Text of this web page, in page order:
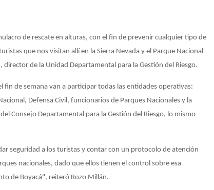
de rescate en alturas, con el fin de prevenir cualquier tipo de
que nos visitan allí en la Sierra Nevada y el Parque Nacional
director de la Unidad Departamental para la Gestión del Riesgo.
fin de semana van a participar todas las entidades operativas:
Defensa Civil, funcionarios de Parques Nacionales y la
Consejo Departamental para la Gestión del Riesgo, lo mismo
seguridad a los turistas y contar con un protocolo de atención
nacionales, dado que ellos tienen el control sobre esa
de Boyacá", reiteró Rozo Millán.